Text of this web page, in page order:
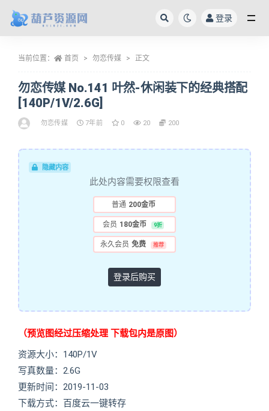
登录
当前位置： 首页 勿恋传媒 正文
勿恋传媒 No.141 叶然-休闲装下的经典搭配
[140P/1V/2.6G]
勿恋传媒 7年前 0 20 200
隐藏内容
此处内容需要权限查看
普通 200金币
会员 180金币 9折
永久会员 免费 推荐
登录后购买
（预览图经过压缩处理 下载包内是原图）
资源大小：140P/1V
写真数量：2.6G
更新时间：2019-11-03
下载方式：百度云一键转存